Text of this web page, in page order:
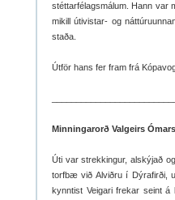
stéttarfélagsmálum. Hann
mikill útivistar- og
staða.
Útför hans fer fram frá
Minningarorð Valgeirs
Úti var strekkingur, alskýjað
torfbæ við Alviðru í Dýrafirði,
kynntist Veigari frekar seint